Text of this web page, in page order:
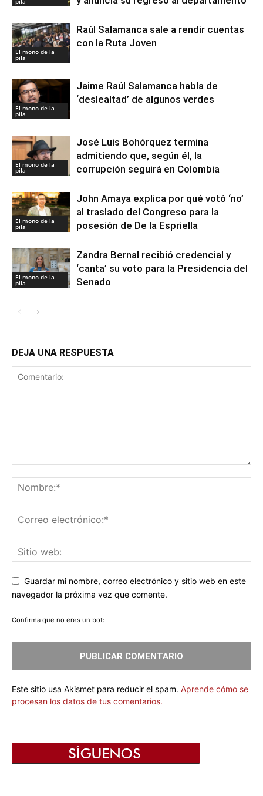
El mono de la
pila
Raúl Salamanca sale a rendir cuentas
con la Ruta Joven
El mono de la
pila
Jaime Raúl Salamanca habla de
‘deslealtad’ de algunos verdes
El mono de la
pila
José Luis Bohórquez termina
admitiendo que, según él, la
corrupción seguirá en Colombia
El mono de la
pila
John Amaya explica por qué votó ‘no’
al traslado del Congreso para la
posesión de De la Espriella
El mono de la
pila
Zandra Bernal recibió credencial y
‘canta’ su voto para la Presidencia del
Senado
DEJA UNA RESPUESTA
Guardar mi nombre, correo electrónico y sitio web en este
navegador la próxima vez que comente.
Confirma que no eres un bot:
Este sitio usa Akismet para reducir el spam. Aprende cómo se
procesan los datos de tus comentarios.